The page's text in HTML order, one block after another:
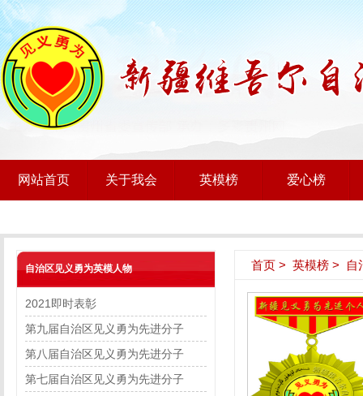
网站首页 关于我会 英模榜 爱心榜
自治区见义勇为英模人物
2021即时表彰
第九届自治区见义勇为先进分子
第八届自治区见义勇为先进分子
第七届自治区见义勇为先进分子
首页 > 英模榜 > 自